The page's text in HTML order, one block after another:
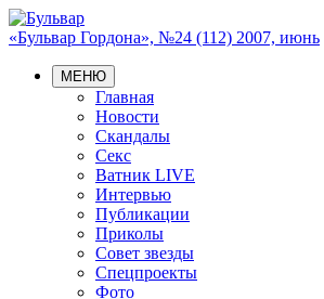
«Бульвар Гордона», №24 (112) 2007, июнь
МЕНЮ
Главная
Новости
Скандалы
Секс
Ватник LIVE
Интервью
Публикации
Приколы
Совет звезды
Спецпроекты
Фото